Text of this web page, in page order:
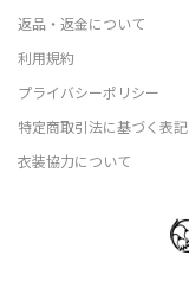
返品・返金について
利用規約
プライバシーポリシー
特定商取引法に基づく表記
衣装協力について